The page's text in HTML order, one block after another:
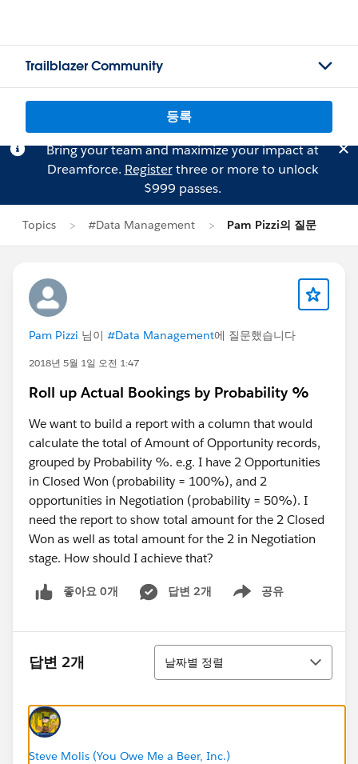
Trailblazer Community
등록
Bring your team and maximize your impact at
Dreamforce. Registerthree or more to unlock
$999 passes.
Topics #Data Management Pam Pizzi의 질문
Pam Pizzi 님이 #Data Management에 질문했습니다
2018년 5월 1일 오전 1:47
Roll up Actual Bookings by Probability %
We want to build a report with a column that would
calculate the total of Amount of Opportunity records,
grouped by Probability %. e.g. I have 2 Opportunities
in Closed Won (probability = 100%), and 2
opportunities in Negotiation (probability = 50%). I
need the report to show total amount for the 2 Closed
Won as well as total amount for the 2 in Negotiation
stage. How should I achieve that?
좋아요 0개 답변 2개 공유
Show menu
답변 2개
정렬
날짜별 정렬
Steve Molis (You Owe Me a Beer, Inc.)